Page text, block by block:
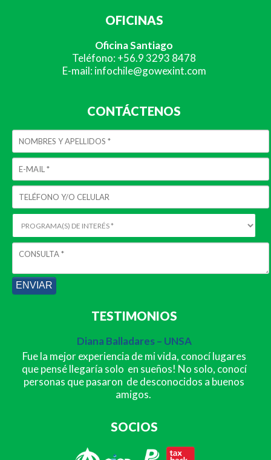
OFICINAS
Oficina Santiago
Teléfono: +56.9 3293 8478
E-mail: infochile@gowexint.com
CONTÁCTENOS
TESTIMONIOS
Diana Balladares – UNSA
Fue la mejor experiencia de mi vida, conocí lugares
que pensé llegaría solo en sueños! No solo, conocí
personas que pasaron de desconocidos a buenos
amigos.
SOCIOS